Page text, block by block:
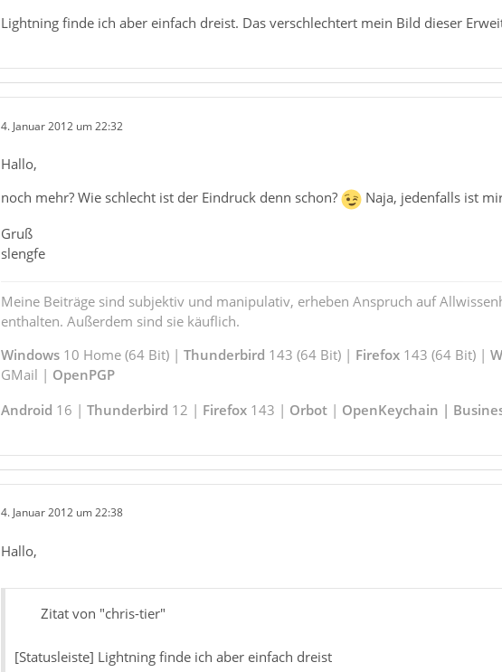
Lightning finde ich aber einfach dreist. Das verschlechtert mein Bild dieser
4. Januar 2012 um 22:32
Hallo,
noch mehr? Wie schlecht ist der Eindruck denn schon?
Naja, jedenfalls ist
Gruß
slengfe
Meine Beiträge sind subjektiv und manipulativ, erheben Anspruch auf
enthalten. Außerdem sind sie käuflich.
Windows10 Home (64 Bit) | Thunderbird 143 (64 Bit) | Firefox143 (64 Bit) |
GMail | OpenPGP
Android 16 | Thunderbird 12 | Firefox143 | Orbot| OpenKeychain |
4. Januar 2012 um 22:38
Hallo,
Zitat von "chris-tier"
[Statusleiste] Lightning finde ich aber einfach dreist